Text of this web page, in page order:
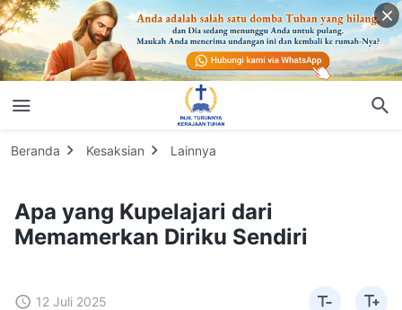
Beranda Kesaksian Lainnya
Apa yang Kupelajari dari
Memamerkan Diriku Sendiri
12 Juli 2025